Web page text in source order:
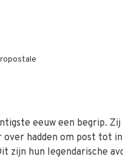
eeuw een begrip. Zij
hadden om post tot in
zijn hun legendarische